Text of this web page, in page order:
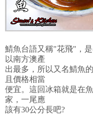
鯖魚台語又稱"花飛"，
以南方澳產
出最多，所以又名鯖魚
且價格相當
便宜。這回冰箱就是在
家，一尾應
該有30公分長吧?